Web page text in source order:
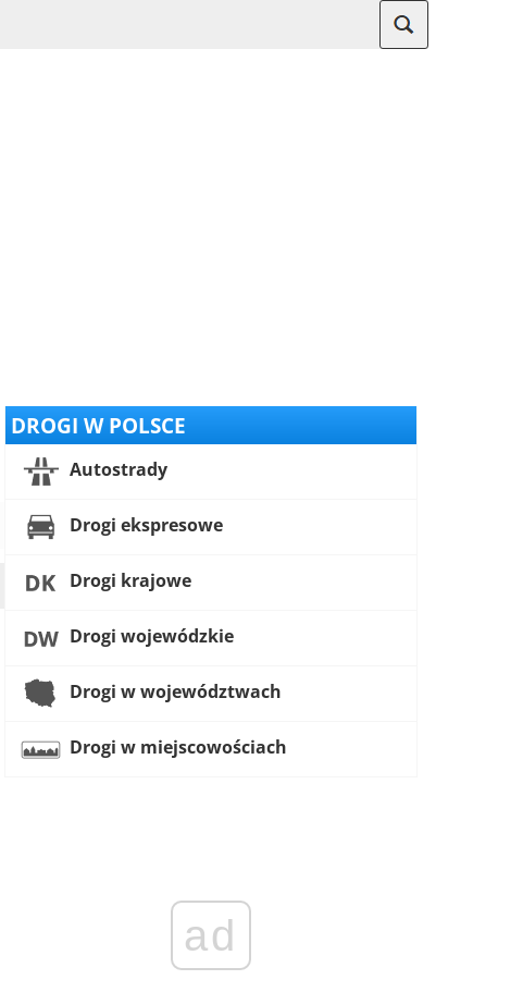
DROGI W POLSCE
Autostrady
Drogi ekspresowe
Drogi krajowe
Drogi wojewódzkie
Drogi w województwach
Drogi w miejscowościach
ad